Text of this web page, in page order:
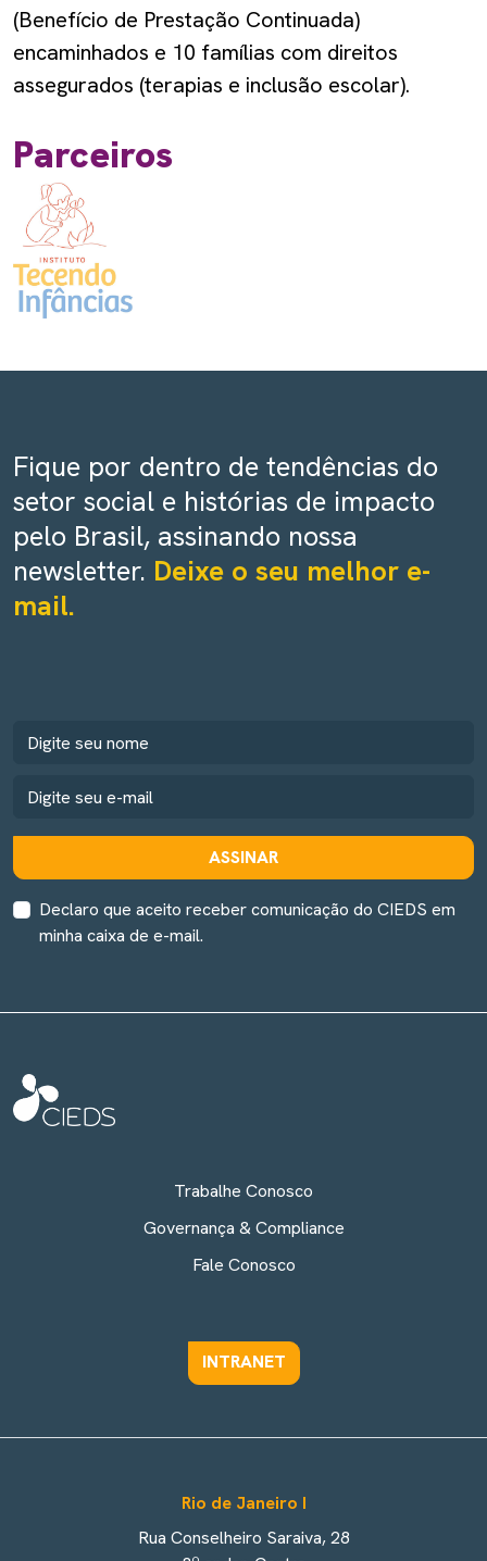
(Benefício de Prestação Continuada)
encaminhados e 10 famílias com direitos
assegurados (terapias e inclusão escolar).
Parceiros
Fique por dentro de tendências do
setor social e histórias de impacto
pelo Brasil, assinando nossa
newsletter. Deixe o seu melhor e-
mail.
ASSINAR
Declaro que aceito receber comunicação do CIEDS em
minha caixa de e-mail.
Trabalhe Conosco
Governança & Compliance
Fale Conosco
INTRANET
Rio de Janeiro I
Rua Conselheiro Saraiva, 28